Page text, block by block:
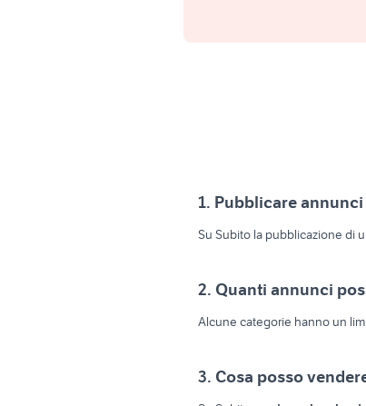
1. Pubblicare
Su Subito la pubblicazione di
2. Quanti annunci
Alcune categorie hanno un
3. Cosa posso